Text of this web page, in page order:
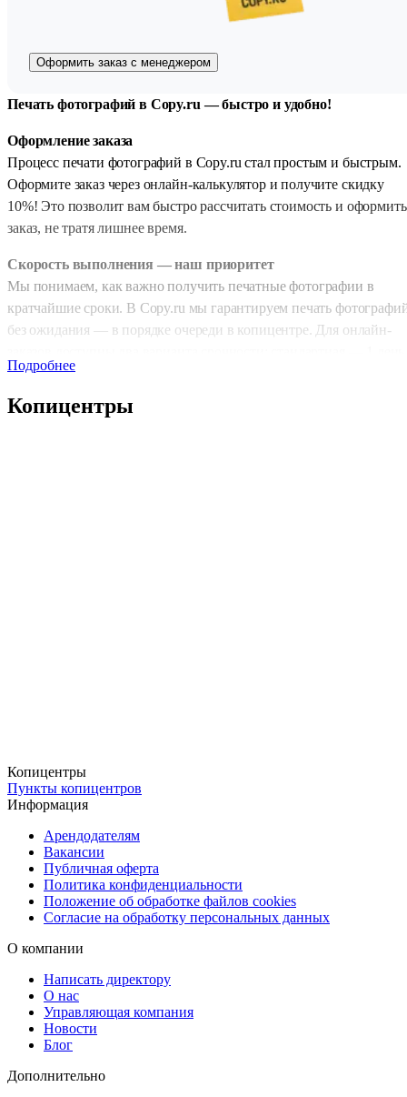
Оформить заказ с менеджером
Печать фотографий в Copy.ru — быстро и удобно!
Оформление заказа
Процесс печати фотографий в Copy.ru стал простым и быстрым.
Оформите заказ через онлайн-калькулятор и получите скидку
10%! Это позволит вам быстро рассчитать стоимость и оформить
заказ, не тратя лишнее время.
Скорость выполнения — наш приоритет
Мы понимаем, как важно получить печатные фотографии в
кратчайшие сроки. В Copy.ru мы гарантируем печать
без ожидания — в порядке очереди в копицентре. Для онлайн-
и срочная печать — всего за 2–4 часа. Это позволяет вам
ваши фотографии в самые сжатые сроки.
пунктах выдачи или заказать доставку через СДЭК (ПВЗ или
курьером). Для срочных заказов доступна курьерская доставка в
день оформления, что позволяет вам быстро и удобно получить
ваши фото.
Подробнее
Копицентры
Копицентры
Пункты копицентров
Информация
Арендодателям
Вакансии
Публичная оферта
Политика конфиденциальности
Положение об обработке файлов cookies
Согласие на обработку персональных данных
О компании
Написать директору
О нас
Управляющая компания
Новости
Блог
Дополнительно